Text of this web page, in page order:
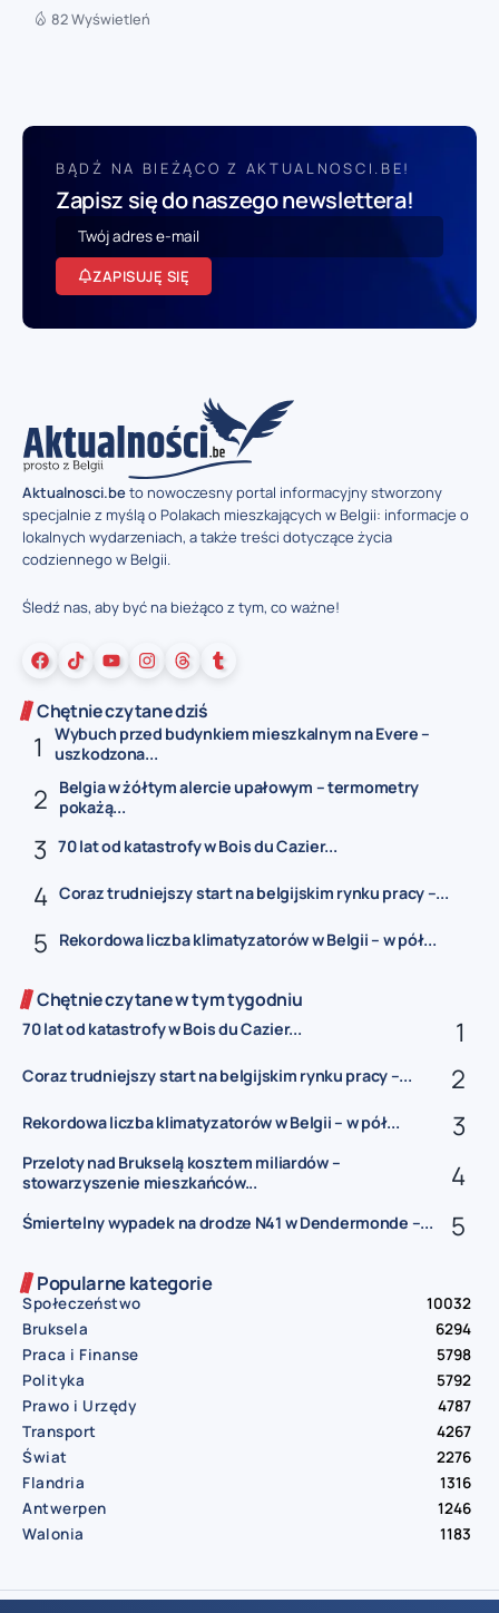
82 Wyświetleń
BĄDŹ NA BIEŻĄCO Z AKTUALNOSCI.BE!
Zapisz się do naszego newslettera!
ZAPISUJĘ SIĘ
Aktualnosci.beto nowoczesny portal informacyjny stworzony
specjalnie z myślą o Polakach mieszkających w Belgii: informacje o
lokalnych wydarzeniach, a także treści dotyczące życia
codziennego w Belgii.
Śledź nas, aby być na bieżąco z tym, co ważne!
Chętnie czytane dziś
Wybuch przed budynkiem mieszkalnym na Evere –
uszkodzona...
Belgia w żółtym alercie upałowym – termometry
pokażą...
70 lat od katastrofy w Bois du Cazier...
Coraz trudniejszy start na belgijskim rynku pracy –...
Rekordowa liczba klimatyzatorów w Belgii – w pół...
Chętnie czytane w tym tygodniu
70 lat od katastrofy w Bois du Cazier...
Coraz trudniejszy start na belgijskim rynku pracy –...
Rekordowa liczba klimatyzatorów w Belgii – w pół...
Przeloty nad Brukselą kosztem miliardów –
stowarzyszenie mieszkańców...
Śmiertelny wypadek na drodze N41 w Dendermonde –...
Popularne kategorie
Społeczeństwo
10032
Bruksela
6294
Praca i Finanse
5798
Polityka
5792
Prawo i Urzędy
4787
Transport
4267
Świat
2276
Flandria
1316
Antwerpen
1246
Walonia
1183